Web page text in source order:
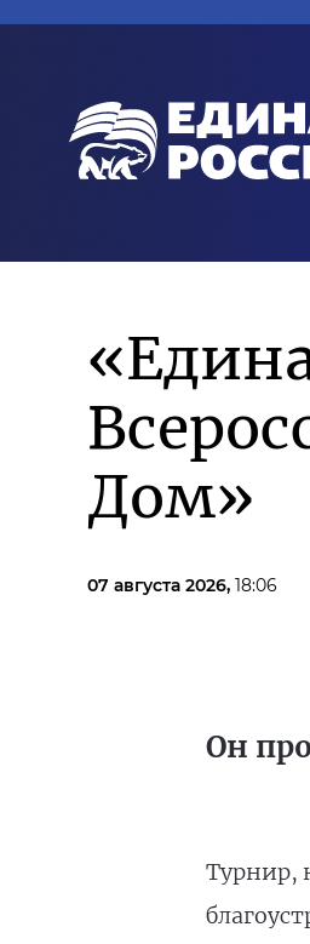
Дом»
07 августа 2026, 18:06
Он
Турнир,